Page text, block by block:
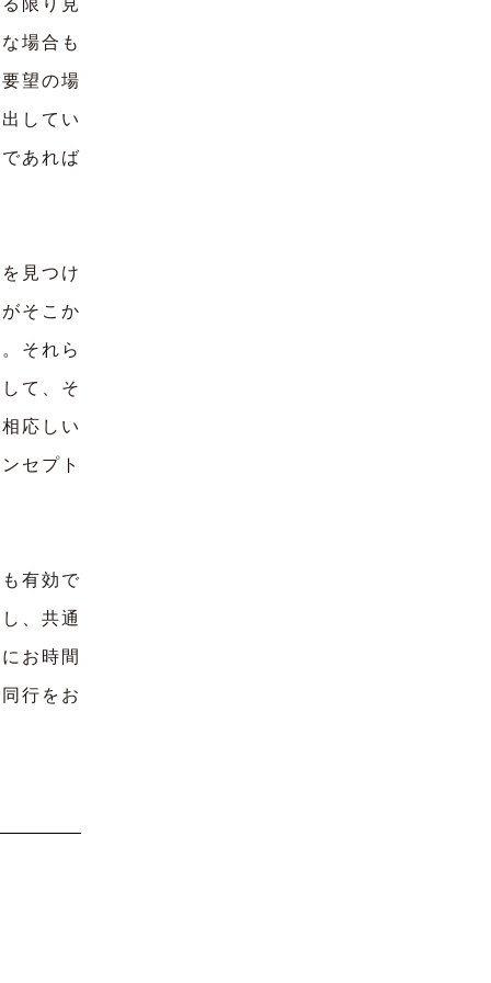
限り見
場合も
望の場
してい
あれば
見つけ
そこか
それら
て、そ
応しい
セプト
有効で
、共通
お時間
行をお